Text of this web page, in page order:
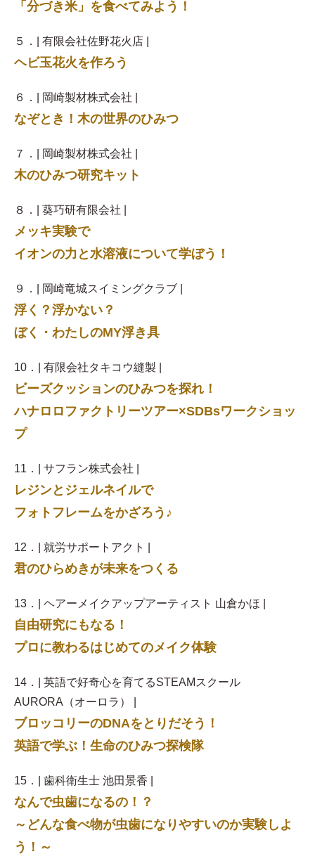
「分づき米」を食べてみよう！
５．| 有限会社佐野花火店 |
ヘビ玉花火を作ろう
６．| 岡崎製材株式会社 |
なぞとき！木の世界のひみつ
７．| 岡崎製材株式会社 |
木のひみつ研究キット
８．| 葵巧研有限会社 |
メッキ実験で
イオンの力と水溶液について学ぼう！
９．| 岡崎竜城スイミングクラブ |
浮く？浮かない？
ぼく・わたしのMY浮き具
10．| 有限会社タキコウ縫製 |
ビーズクッションのひみつを探れ！
ハナロロファクトリーツアー×SDBsワークショッ
プ
11．| サフラン株式会社 |
レジンとジェルネイルで
フォトフレームをかざろう♪
12．| 就労サポートアクト |
君のひらめきが未来をつくる
13．| ヘアーメイクアップアーティスト 山倉かほ |
自由研究にもなる！
プロに教わるはじめてのメイク体験
14．| 英語で好奇心を育てるSTEAMスクール
AURORA（オーロラ） |
ブロッコリーのDNAをとりだそう！
英語で学ぶ！生命のひみつ探検隊
15．| 歯科衛生士 池田景香 |
なんで虫歯になるの！？
～どんな食べ物が虫歯になりやすいのか実験しよ
う！～